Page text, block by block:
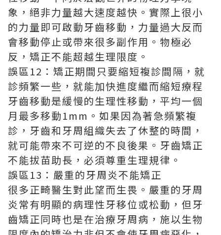
象，絕非力量越大速度越快。實際上很小
的力量即可啟動牙齒移動，力量過大反而
會移動停止或帶來很多副作用。物極必
反，矯正不能超越生理限度。
誤區12：矯正期間只要縮短複診間隔，就
診頻繁一些，就能加快進度繼而縮短療程
牙齒移動是緩慢的生理性移動，平均一個
月最多移動1mm。如果因為著急頻繁複
診，牙齒和牙周組織失去了休整的時間，
就可能帶來不可逆的不良後果。牙齒矯正
不能拔苗助長，必須尊重生理規律。
誤區13：嚴重的牙周炎不能矯正
很多正畸醫生對此望而生畏。嚴重的牙周
炎常有明顯的病理性牙移位或松動，但牙
齒矯正同時也是在治療牙周病，施以生物